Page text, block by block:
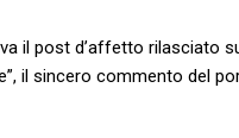
il post d’affetto rilasciato
il sincero commento del